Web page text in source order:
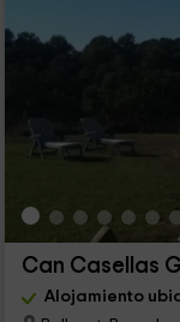
Can Casellas
Alojamiento